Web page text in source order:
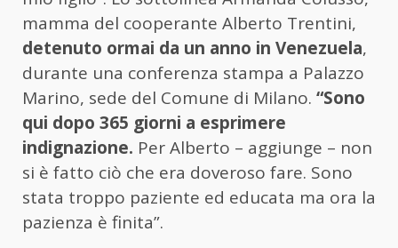
mamma del cooperante Alberto Trentini,
detenuto ormai da un anno in Venezuela,
durante una conferenza stampa a Palazzo
Marino, sede del Comune di Milano. “Sono
qui dopo 365 giorni a esprimere
indignazione. Per Alberto – aggiunge – non
si è fatto ciò che era doveroso fare. Sono
stata troppo paziente ed educata ma ora la
pazienza è finita”.